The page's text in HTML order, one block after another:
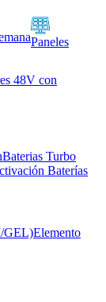
48V con
Paneles
Baterias Turbo
Baterías
GEL)Elemento